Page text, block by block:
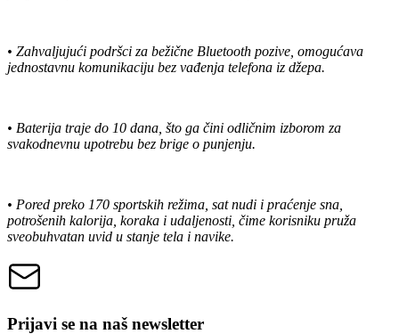
• Zahvaljujući podršci za bežične Bluetooth pozive, omogućava
jednostavnu komunikaciju bez vađenja telefona iz džepa.
• Baterija traje do 10 dana, što ga čini odličnim izborom za
svakodnevnu upotrebu bez brige o punjenju.
• Pored preko 170 sportskih režima, sat nudi i praćenje sna,
potrošenih kalorija, koraka i udaljenosti, čime korisniku pruža
sveobuhvatan uvid u stanje tela i navike.
Prijavi se na naš newsletter